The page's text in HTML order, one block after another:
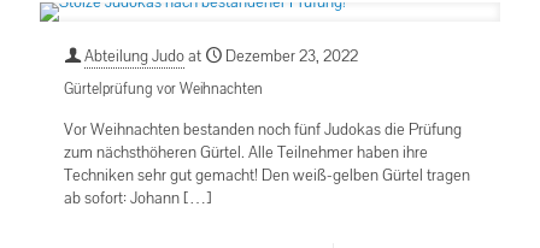
Abteilung Judoat Dezember 23, 2022
Gürtelprüfung vor Weihnachten
Vor Weihnachten bestanden noch fünf Judokas die Prüfung
zum nächsthöheren Gürtel. Alle Teilnehmer haben ihre
Techniken sehr gut gemacht! Den weiß-gelben Gürtel tragen
ab sofort: Johann[…]